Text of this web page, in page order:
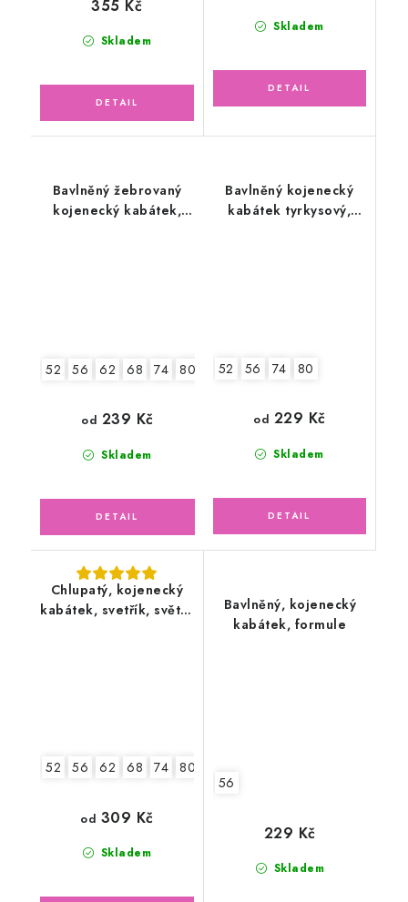
Skladem
355 Kč
Skladem
Bavlněný žebrovaný
kojenecký kabátek,
52 56 62 68 74 80 86
Skladem
od 239 Kč
Bavlněný kojenecký
kabátek tyrkysový,
52 56 74 80
Skladem
od 229 Kč
Chlupatý, kojenecký
kabátek, svetřík, světle
52 56 62 68 74 80
Skladem
od 309 Kč
Bavlněný, kojenecký
kabátek, formule
56
Skladem
229 Kč